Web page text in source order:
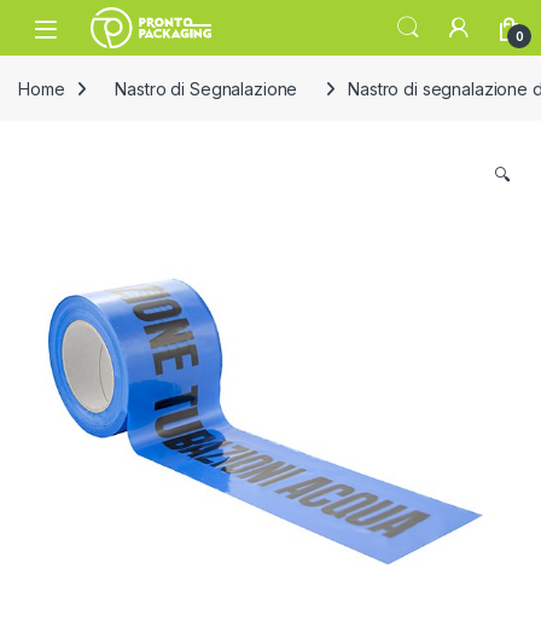
Skip to navigation
Skip to content
Open 0
Home Nastro di Segnalazione Nastro di segnalazione
🔍